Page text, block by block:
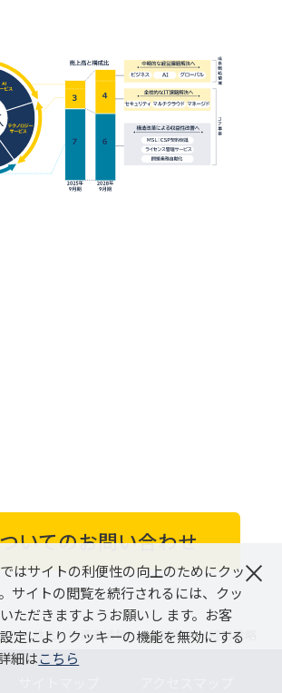
いてのお問い合わせ
報 株主・投資家情報 経営情報 経営戦略
はサイトの利便性の向上のためにクッ
サイトの閲覧を続行されるには、クッ
ただきますようお願いし ます。お客
定によりクッキーの機能を無効にする
細はこちら
×